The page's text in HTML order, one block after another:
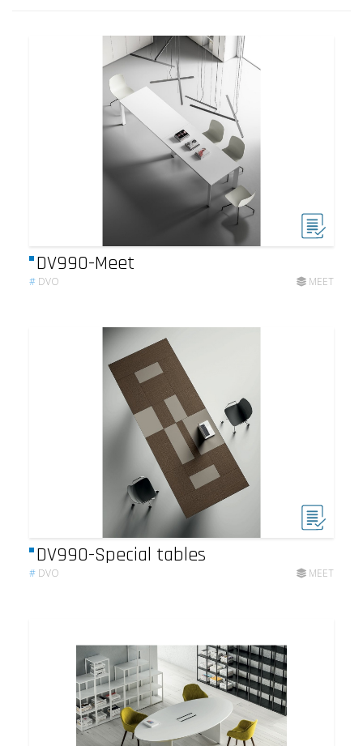
DV990-Meet
# DVO MEET
DV990-Special tables
# DVO MEET